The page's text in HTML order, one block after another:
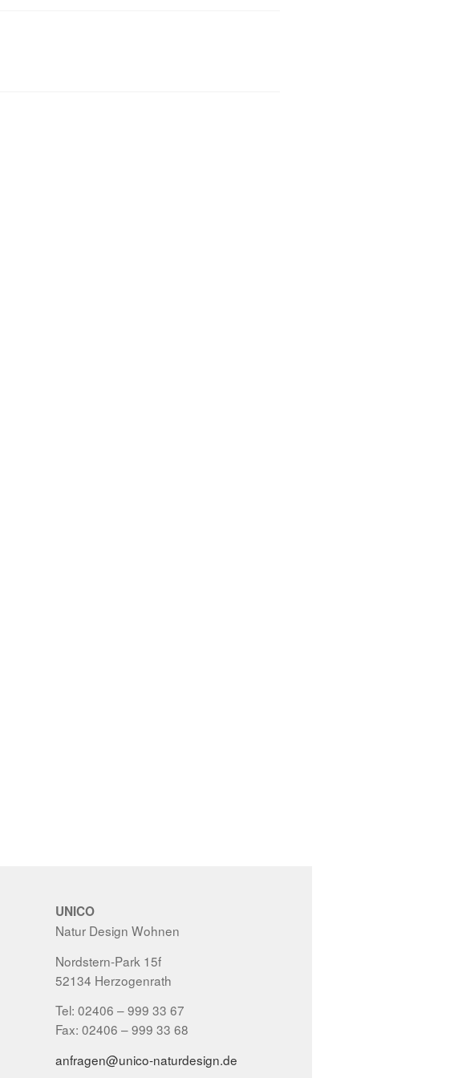
UNICO
Natur Design Wohnen
Nordstern-Park 15f
52134 Herzogenrath
Tel: 02406 – 999 33 67
Fax: 02406 – 999 33 68
anfragen@unico-naturdesign.de